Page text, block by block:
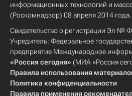
информационных технологий и
(Роскомнадзор) 08 апреля 2014 года.
Свидетельство о регистрации Эл №
Учредитель: Федеральное
предприятие Международное
«Россия сегодня» (МИА «Россия
Правила использования
Политика конфиденциальности
Правила применения